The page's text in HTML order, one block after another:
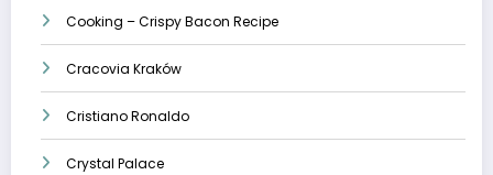
Cooking – Crispy Bacon Recipe
Cracovia Kraków
Cristiano Ronaldo
Crystal Palace